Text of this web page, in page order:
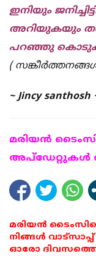
ഇനിയും
അറിയുകയും
പറഞ്ഞു
( സങ്കീർത്തനങ്ങൾ
~ Jincy santhosh
മരിയന്‍
അപ്ഡേറ്റുകള്‍
മരിയൻ
നിങ്ങൾ
ഓരോ